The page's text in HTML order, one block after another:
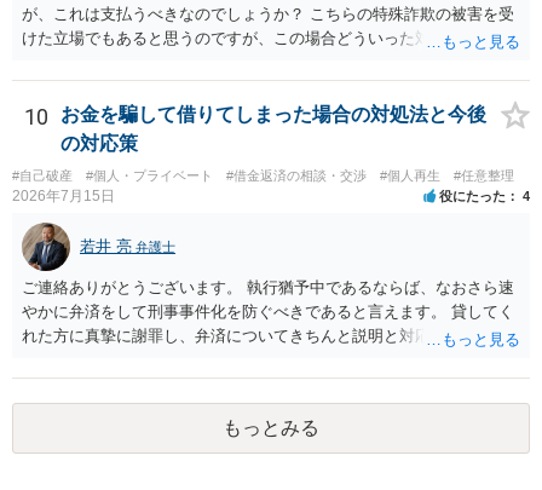
が、これは支払うべきなのでしょうか？ こちらの特殊詐欺の被害を受
けた立場でもあると思うのですが、この場合どういった対処が必要で
がいいとは思います。 そもそも、特殊詐欺関係なく旦那さんの行為
は法に触れる可能性もあります。 ＞100万を支払わず穏便に和解する
ことは可能でしょうか？ →一般的には難しいです。相談者さんも１０
０万円の被害を受けたとして、１円も払わないで和解したいと言われ
たら、 できるだけ重い刑罰を与えて欲しい、と思われるのではない
でしょうか。 ＞弁護士さんに入ってもらうことで支払額が下がること
はありますか？ そこはあり得ます、ただ、弁護士費用かけるならその
分賠償に回すことも考えられるので、 兼ね合いは考えてみましょう。
10
お金を騙して借りてしまった場合の対処法と今後
の対応策
#自己破産 #個人・プライベート #借金返済の相談・交渉 #個人再生 #任意整理
2026年7月15日 役にたった 4
若井 亮 弁護士
ご連絡ありがとうございます。 執行猶予中であるならば、なおさら速
やかに弁済をして刑事事件化を防ぐべきであると言えます。 貸してく
れた方に真摯に謝罪し、弁済についてきちんと説明と対応を行ってい
もっとみる